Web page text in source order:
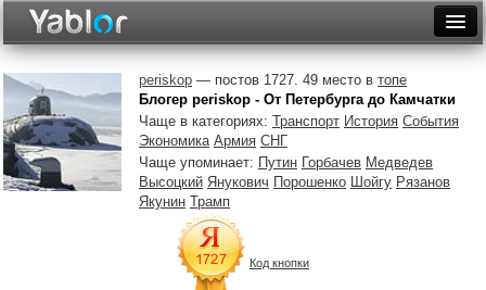
Неделя
Месяц
Рейтинги
Архив
Фототоп
periskop — постов 1727. 49 место в топе
Блогер periskop - От Петербурга до Камчатки
Чаще в категориях: Транспорт История События
Экономика Армия СНГ
Чаще упоминает: Путин Горбачев Медведев
Высоцкий Янукович Порошенко Шойгу Рязанов
Якунин Трамп
Код кнопки